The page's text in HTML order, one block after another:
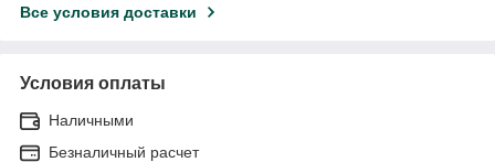
Все условия доставки
Условия оплаты
Наличными
Безналичный расчет